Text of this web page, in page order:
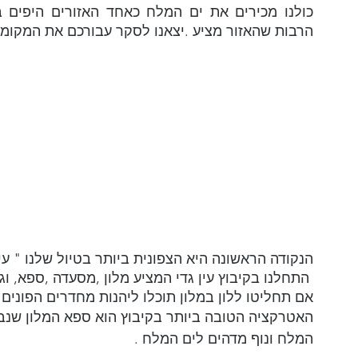
הרבות שהאזור מציע .יצאנו לסקר עבורכם את
הנקודה הראשונה היא הצפונית ביותר בטיול שלנו "
אם תחליטו ללון במלון תוכלו ליהנות מחדרים
האטרקציה הטובה ביותר בקיבוץ הוא ספא המלון
המלח ונוף מדהים לים המלח .